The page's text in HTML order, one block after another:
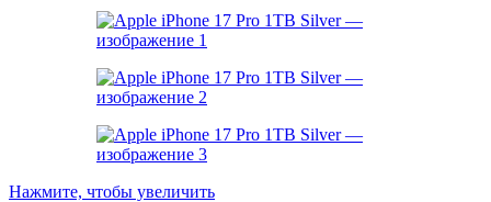
Нажмите, чтобы увеличить